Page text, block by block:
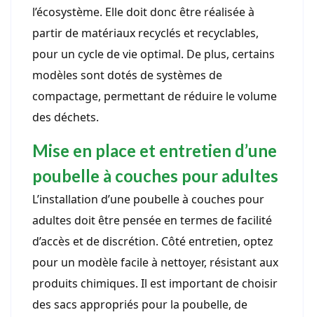
l’écosystème. Elle doit donc être réalisée à
partir de matériaux recyclés et recyclables,
pour un cycle de vie optimal. De plus, certains
modèles sont dotés de systèmes de
compactage, permettant de réduire le volume
des déchets.
Mise en place et entretien d’une
poubelle à couches pour adultes
L’installation d’une poubelle à couches pour
adultes doit être pensée en termes de facilité
d’accès et de discrétion. Côté entretien, optez
pour un modèle facile à nettoyer, résistant aux
produits chimiques. Il est important de choisir
des sacs appropriés pour la poubelle, de